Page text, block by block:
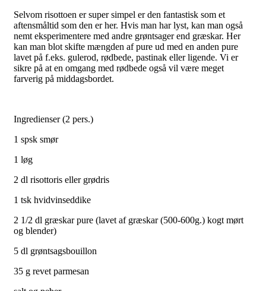
Selvom risottoen er super simpel er den fantastisk som et
aftensmåltid som den er her. Hvis man har lyst, kan man også
nemt eksperimentere med andre grøntsager end græskar. Her
kan man blot skifte mængden af pure ud med en anden pure
lavet på f.eks. gulerod, rødbede, pastinak eller ligende. Vi er
sikre på at en omgang med rødbede også vil være meget
farverig på middagsbordet.
Ingredienser (2 pers.)
1 spsk smør
1 løg
2 dl risottoris eller grødris
1 tsk hvidvinseddike
2 1/2 dl græskar pure (lavet af græskar (500-600g.) kogt mørt
og blender)
5 dl grøntsagsbouillon
35 g revet parmesan